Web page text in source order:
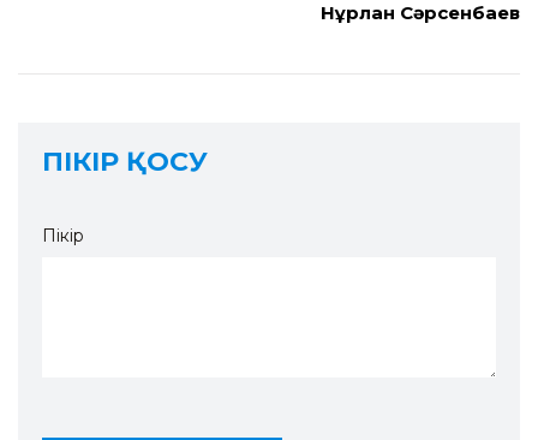
Нұрлан Сәрсенбаев
ПІКІР ҚОСУ
Пікір